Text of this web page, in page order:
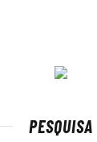
PESQUISA